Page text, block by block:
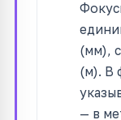
(мм),
(м). В
— в